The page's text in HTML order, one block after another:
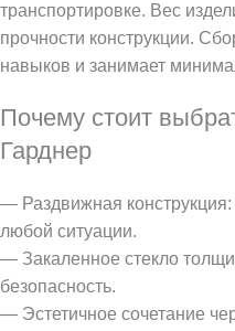
транспортировке. Вес
прочности конструкции.
навыков и занимает
Почему стоит
Гарднер
— Раздвижная
любой ситуации.
— Закаленное стекло
безопасность.
— Эстетичное сочетание